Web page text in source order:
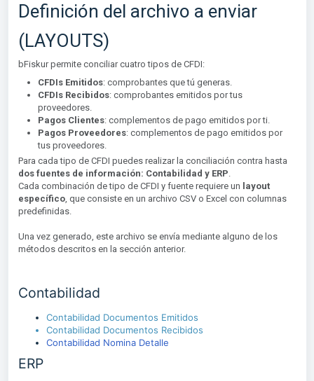
Definición del archivo a enviar
(LAYOUTS)
bFiskur permite conciliar cuatro tipos de CFDI:
CFDIs Emitidos: comprobantes que tú generas.
CFDIs Recibidos: comprobantes emitidos por tus
proveedores.
Pagos Clientes: complementos de pago emitidos por ti.
Pagos Proveedores: complementos de pago emitidos por
tus proveedores.
Para cada tipo de CFDI puedes realizar la conciliación contra hasta
dos fuentes de información: Contabilidad y ERP
Cada combinación de tipo de CFDI y fuente requiere un layout
específico, que consiste en un archivo CSV o Excel con columnas
predefinidas.
Una vez generado, este archivo se envía mediante alguno de los
métodos descritos en la sección anterior.
Contabilidad
Contabilidad Documentos Emitidos
Contabilidad Documentos Recibidos
Contabilidad Nomina Detalle
ERP